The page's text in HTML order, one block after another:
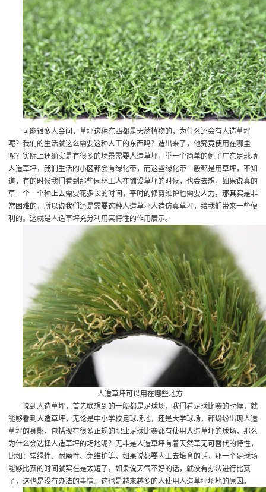
可能很多人会问，草坪这种东西都是天然植物的，为什么还会有人造草坪
呢？我们的生活就这么需要这种人工的东西吗？造出来了，他究竟使用在哪里
呢？实际上还确实是有很多的场景需要人造草坪，举一个简单的例子广东足球场
人造草坪，我们生活的小区都会有绿化带，而这些绿化带一般都是用草坪，不知
道，有的时候我们看到那些园林工人在铺设草坪的时候，也会去想，如果说真的
草一个一个种上去需要花多长的时间，平时的修剪维护也需要人力，那其实是非
常困难的，所以说我们还是需要这种人造草坪人造仿真草坪，给我们带来一些便
利的。这就是人造草坪充分利用其特性的作用展示。
人造草坪可以用在哪些地方
说到人造草坪，首先联想到的一般都是足球场，我们看足球比赛的时候，就
能够看到人造草坪，无论是中小学校足球场地，还是大学球场，都纷纷出现人造
草坪的身影，包括现在很多正规的职业足球比赛都有使用人造草坪的球场，那么
为什么会选择人造草坪的场地呢？无非是人造草坪有着天然草无可替代的特性，
比如：常绿性、耐磨性、免维护等。如果说都要人工去培育的话，那一个足球场
能够比赛的时间就实在是太短了，如果说天气不好的话，就没有办法进行比赛
了，这也是没有办法的事情。这也是越来越多的人使用人造草坪场地的原因。